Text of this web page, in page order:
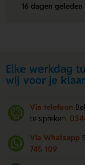
16 dagen geleden
Elke werkdag
wij voor je
Via telefoon
te spreken
Via Whatsapp
745 109